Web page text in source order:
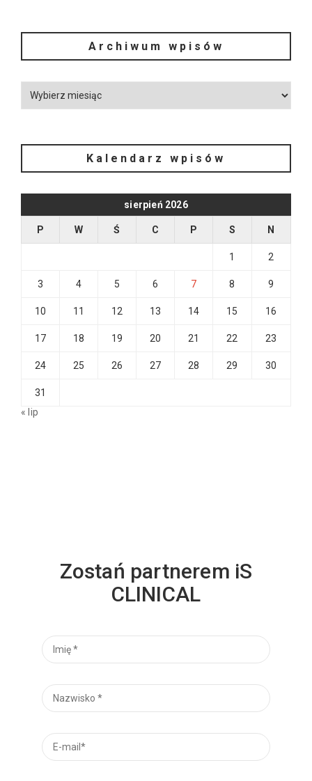
Archiwum wpisów
Kalendarz wpisów
sierpień 2026
P W Ś C P S N
1 2
3 4 5 6 7 8 9
10 11 12 13 14 15 16
17 18 19 20 21 22 23
24 25 26 27 28 29 30
31
« lip
Zostań partnerem iS
CLINICAL